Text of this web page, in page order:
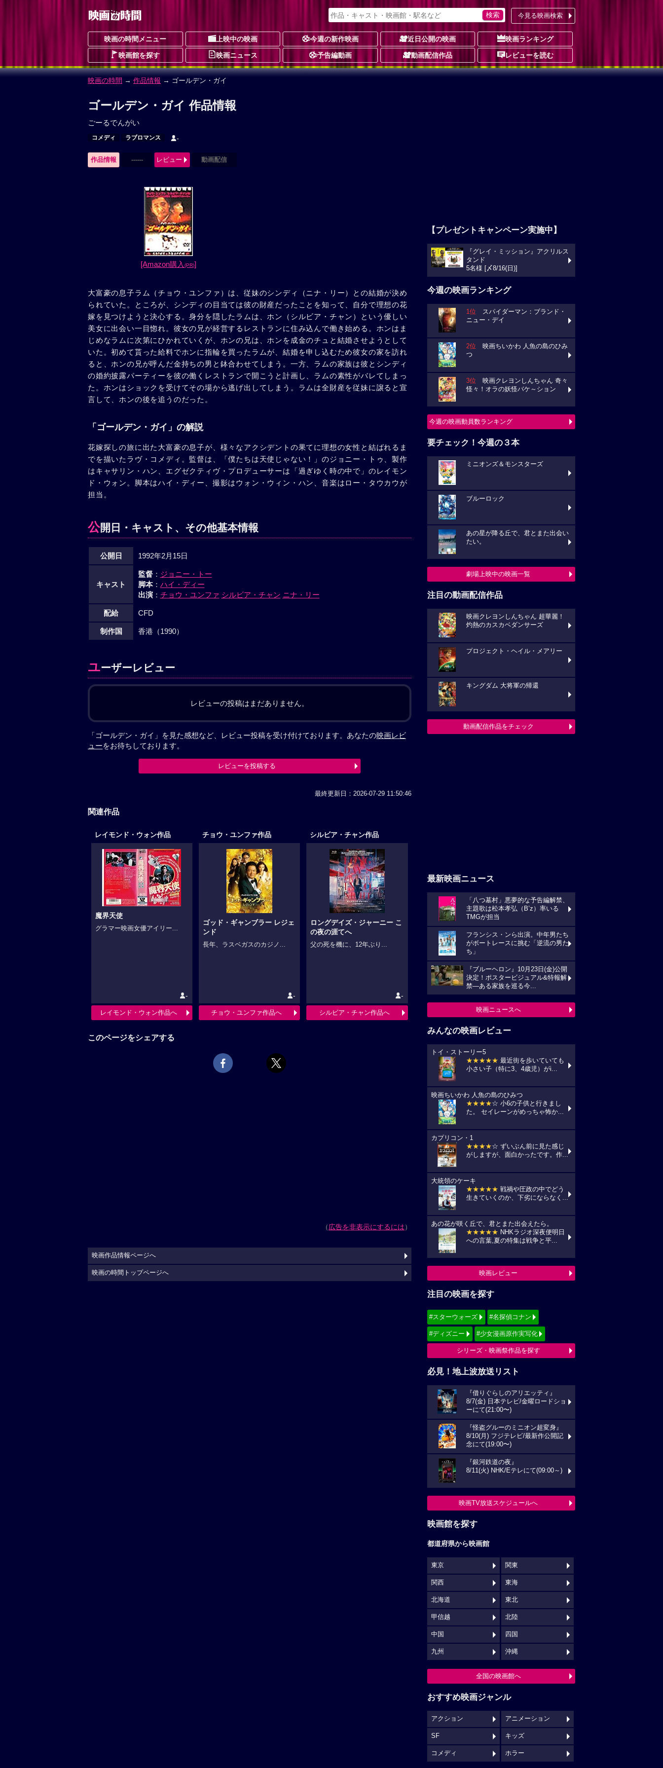
今見る映画検索
映画の時間メニュー 上映中の映画 今週の新作映画 近日公開の映画 映画ランキング
映画館を探す 映画ニュース 予告編動画 動画配信作品 レビューを読む
映画の時間 → 作品情報 → ゴールデン・ガイ
ゴールデン・ガイ 作品情報
ごーるでんがい
コメディ ラブロマンス -
作品情報 ------ レビュー 動画配信
[Amazon購入(PR)]
大富豪の息子ラム（チョウ・ユンファ）は、従妹のシンディ（ニナ・リー）との結婚が決め
られていた。ところが、シンディの目当ては彼の財産だったことを知って、自分で理想の花
嫁を見つけようと決心する。身分を隠したラムは、ホン（シルビア・チャン）という優しい
美女に出会い一目惚れ。彼女の兄が経営するレストランに住み込んで働き始める。ホンはま
じめなラムに次第にひかれていくが、ホンの兄は、ホンを成金のチュと結婚させようとして
いた。初めて貰った給料でホンに指輪を買ったラムが、結婚を申し込むため彼女の家を訪れ
ると、ホンの兄が呼んだ金持ちの男と鉢合わせてしまう。一方、ラムの家族は彼とシンディ
の婚約披露パーティーを彼の働くレストランで開こうと計画し、ラムの素性がバレてしまっ
た。ホンはショックを受けてその場から逃げ出してしまう。ラムは全財産を従妹に譲ると宣
言して、ホンの後を追うのだった。
「ゴールデン・ガイ」の解説
花嫁探しの旅に出た大富豪の息子が、様々なアクシデントの果てに理想の女性と結ばれるま
でを描いたラヴ・コメディ。監督は、「僕たちは天使じゃない！」のジョニー・トゥ、製作
はキャサリン・ハン、エグゼクティヴ・プロデューサーは「過ぎゆく時の中で」のレイモン
ド・ウォン。脚本はハイ・ディー、撮影はウォン・ウィン・ハン、音楽はロー・タウカウが
担当。
公開日・キャスト、その他基本情報
公開日 1992年2月15日
キャスト
監督： ジョニー・トー
脚本： ハイ・ディー
出演： チョウ・ユンファ シルビア・チャン ニナ・リー
配給 CFD
制作国 香港（1990）
ユーザーレビュー
レビューの投稿はまだありません。
「ゴールデン・ガイ」を見た感想など、レビュー投稿を受け付けております。あなたの映画レビ
ューをお待ちしております。
レビューを投稿する
最終更新日：2026-07-29 11:50:46
関連作品
レイモンド・ウォン作品
魔界天使
グラマー映画女優アイリー...
-
レイモンド・ウォン作品へ
チョウ・ユンファ作品
ゴッド・ギャンブラー レジェ
ンド
長年、ラスベガスのカジノ...
-
チョウ・ユンファ作品へ
シルビア・チャン作品
ロングデイズ・ジャーニー こ
の夜の涯てへ
父の死を機に、12年ぶり...
-
シルビア・チャン作品へ
このページをシェアする
（広告を非表示にするには）
【プレゼントキャンペーン実施中】
『グレイ・ミッション』アクリルス
タンド
5名様 [〆8/16(日)]
今週の映画ランキング
1位 スパイダーマン：ブランド・
ニュー・デイ
2位 映画ちいかわ 人魚の島のひみ
つ
3位 映画クレヨンしんちゃん 奇々
怪々！オラの妖怪バケ～ション
今週の映画動員数ランキング
要チェック！今週の３本
ミニオンズ＆モンスターズ
ブルーロック
あの星が降る丘で、君とまた出会い
たい。
劇場上映中の映画一覧
注目の動画配信作品
映画クレヨンしんちゃん 超華麗！
灼熱のカスカベダンサーズ
プロジェクト・ヘイル・メアリー
キングダム 大将軍の帰還
動画配信作品をチェック
最新映画ニュース
「八つ墓村」悪夢的な予告編解禁、
主題歌は松本孝弘（B’z）率いる
TMGが担当
フランシス・ンら出演。中年男たち
がボートレースに挑む「逆流の男た
ち」
『ブルーヘロン』10月23日(金)公開
決定！ポスタービジュアル&特報解
禁―ある家族を巡る今...
映画ニュースへ
みんなの映画レビュー
トイ・ストーリー5
★★★★★ 最近街を歩いていても
小さい子（特に3、4歳児）がi...
映画ちいかわ 人魚の島のひみつ
★★★★☆ 小6の子供と行きまし
た。 セイレーンがめっちゃ怖か...
カプリコン・1
★★★★☆ ずいぶん前に見た感じ
がしますが、面白かったです。作...
大統領のケーキ
★★★★★ 戦禍や圧政の中でどう
生きていくのか、下劣にならなく...
あの花が咲く丘で、君とまた出会えたら。
★★★★★ NHKラジオ深夜便明日
への言葉,夏の特集は戦争と平...
映画レビュー
注目の映画を探す
#スターウォーズ #名探偵コナン
#ディズニー #少女漫画原作実写化
シリーズ・映画祭作品を探す
必見！地上波放送リスト
『借りぐらしのアリエッティ』
8/7(金) 日本テレビ/金曜ロードショ
ーにて(21:00〜)
『怪盗グルーのミニオン超変身』
8/10(月) フジテレビ/最新作公開記
念にて(19:00〜)
『銀河鉄道の夜』
8/11(火) NHK/Eテレにて(09:00～)
映画TV放送スケジュールへ
映画館を探す
都道府県から映画館
東京 関東
関西 東海
北海道 東北
甲信越 北陸
中国 四国
九州 沖縄
全国の映画館へ
おすすめ映画ジャンル
アクション アニメーション
SF キッズ
コメディ ホラー
映画作品情報ページへ
映画の時間トップページへ